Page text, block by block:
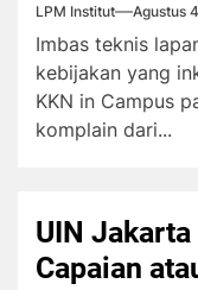
LPM Institut Agustus
Imbas teknis
kebijakan yang
KKN in Campus
komplain dari...
UIN
Capaian